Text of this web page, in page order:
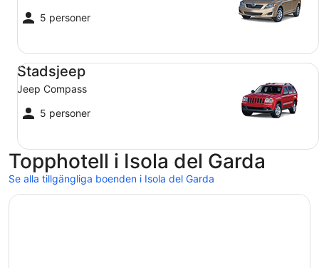
5 personer
Stadsjeep
Jeep Compass
5 personer
Stadsjeep Jeep Compass
Topphotell i Isola del Garda
Se alla tillgängliga boenden i Isola del Garda
Öppnas i ett nytt fönster
Hotel Sirmione Terme